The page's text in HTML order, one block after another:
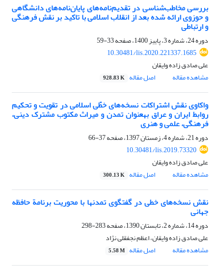
بررسی مخاطب‌شناسی در تقدیم‌نامه‌های پایان‌نامه‌های دانشگاهی
و حوزوی ارائه شده بعد از انقلاب اسلامی با تاکید بر نقش فرهنگی
و ارتباطی
دوره 24، شماره 3، پاییز 1400، صفحه
33-59
10.30481/lis.2020.221337.1685
علی صادق زاده وایقان
مشاهده مقاله
اصل مقاله 928.83 K
واکاوی نقش اشتراکات نسخه‌های خطّی اسلامی در تقویت و تحکیم
روابط ایران و عراق به‎عنوان تمدن و میراث مکتوب مشترک دینی،
فرهنگی، علمی و هنری
دوره 21، شماره 4، زمستان 1397، صفحه
37-66
10.30481/lis.2019.73320
علی صادق زاده وایقان
مشاهده مقاله
اصل مقاله 300.13 K
نقش نسخه‌های خطی در گفتگوی تمدنها با محوریت برنامة حافظه
جهانی
دوره 14، شماره 2، تابستان 1390، صفحه
283-298
علی صادق زاده وایقان، اعظم نجفقلی نژاد
مشاهده مقاله
اصل مقاله 5.58 M